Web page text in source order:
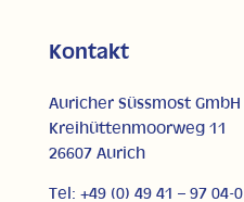
Kontakt
Auricher Süssmost GmbH
Kreihüttenmoorweg 11
26607 Aurich
Tel: +49 (0) 49 41 – 97 04-0